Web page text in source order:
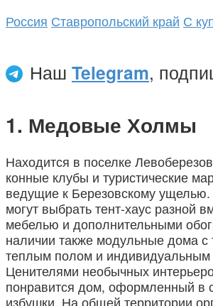
Россия Ставропольский край С
Наш Telegram,
Медовые Холмы
Находится в поселке
конные клубы и туристические
ведущие к Березовскому
могут выбрать тент-хаус разной
мебелью и дополнительными
наличии также модульные дома с
теплым полом и индивидуальным
Ценителями необычных
понравится дом, оформленный в
избушки. На общей территории